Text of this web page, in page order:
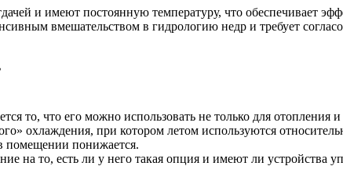
и имеют постоянную температуру, что обеспечивает
вмешательством в гидрологию недр и требует
то, что его можно использовать не только для
охлаждения, при котором летом используются
помещении понижается.
на то, есть ли у него такая опция и имеют ли устройства